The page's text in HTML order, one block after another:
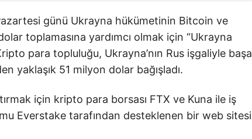
günü Ukrayna hükümetinin Bitcoin ve
toplamasına yardımcı olmak için “Ukrayna
para topluluğu, Ukrayna’nın Rus işgaliyle başa
yaklaşık 51 milyon dolar bağışladı.
için kripto para borsası FTX ve Kuna ile iş
Everstake tarafından desteklenen bir web sitesi